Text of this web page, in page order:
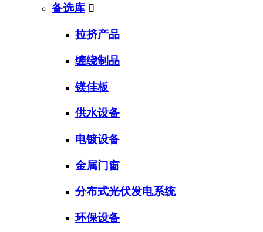
备选库 
拉挤产品
缠绕制品
镁佳板
供水设备
电镀设备
金属门窗
分布式光伏发电系统
环保设备